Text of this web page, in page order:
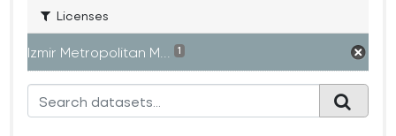
Licenses
Izmir Metropolitan M... 1